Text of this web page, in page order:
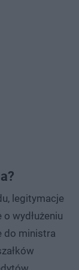
legitymacje
wydłużeniu
do ministra